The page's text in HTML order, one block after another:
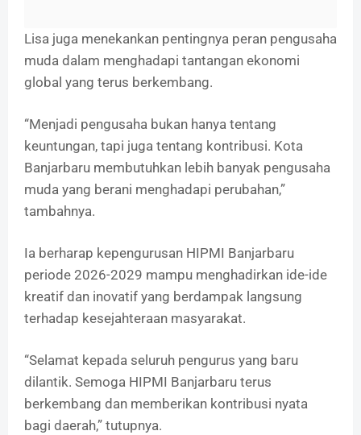
Lisa juga menekankan pentingnya peran pengusaha
muda dalam menghadapi tantangan ekonomi
global yang terus berkembang.
“Menjadi pengusaha bukan hanya tentang
keuntungan, tapi juga tentang kontribusi. Kota
Banjarbaru membutuhkan lebih banyak pengusaha
muda yang berani menghadapi perubahan,”
tambahnya.
Ia berharap kepengurusan HIPMI Banjarbaru
periode 2026-2029 mampu menghadirkan ide-ide
kreatif dan inovatif yang berdampak langsung
terhadap kesejahteraan masyarakat.
“Selamat kepada seluruh pengurus yang baru
dilantik. Semoga HIPMI Banjarbaru terus
berkembang dan memberikan kontribusi nyata
bagi daerah,” tutupnya.